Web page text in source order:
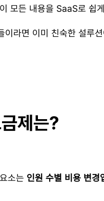
모든 내용을 SaaS로 쉽
이라면 이미 친숙한 설루
제는?
소는 인원 수별 비용 변경